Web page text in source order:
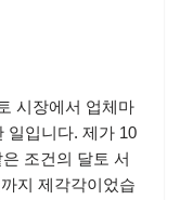
시장에서 업체마
일입니다. 제가 10
조건의 달토 서
지 제각각이었습